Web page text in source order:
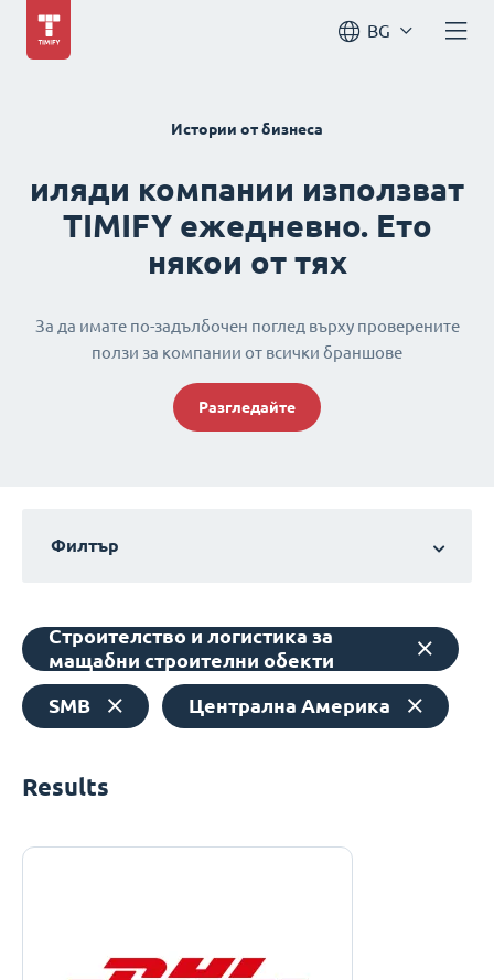
BG
Истории от бизнеса
иляди компании използват
TIMIFY ежедневно. Ето
някои от тях
За да имате по-задълбочен поглед върху проверените
ползи за компании от всички браншове
Разгледайте
Филтър
Строителство и логистика за
мащабни строителни обекти
SMB
Централна Америка
Results